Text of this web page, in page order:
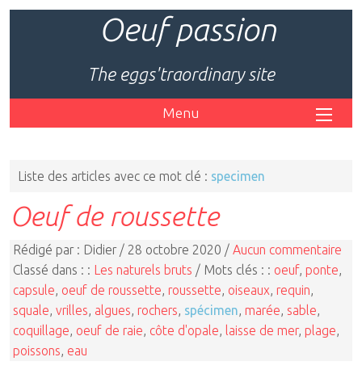
Oeuf passion
The eggs'traordinary site
Menu
Liste des articles avec ce mot clé : specimen
Oeuf de roussette
Rédigé par : Didier / 28 octobre 2020 / Aucun commentaire
Classé dans : : Les naturels bruts / Mots clés : : oeuf, ponte
capsule oeuf de roussette roussette oiseaux requin
squale vrilles algues rochers spécimen marée sable
coquillage oeuf de raie côte d'opale laisse de mer, plage
poissons eau